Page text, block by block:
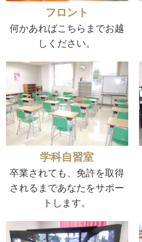
フロント
何かあればこちらまでお越
しください。
学科自習室
卒業されても、免許を取得
されるまであなたをサポー
トします。